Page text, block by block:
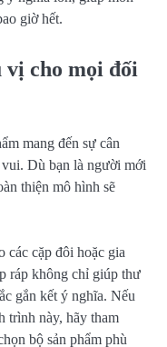
giờ hết.
cho mọi đối
mang đến sự cân
Dù bạn là người mới
thiện mô hình sẽ
các cặp đôi hoặc gia
ráp không chỉ giúp thư
gắn kết ý nghĩa. Nếu
trình này, hãy tham
bộ sản phẩm phù